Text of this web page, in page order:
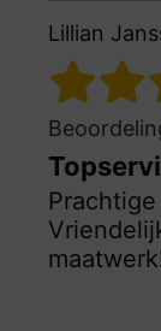
Lillian